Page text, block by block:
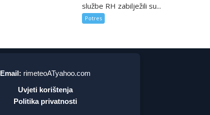
službe RH zabilježili su...
Potres
Email: rimeteoATyahoo.com
Uvjeti korištenja
Politika privatnosti